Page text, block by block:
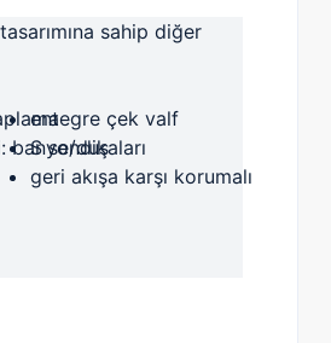
sahip diğer
banyo/duş
entegre çek valf
S sendikaları
geri akışa karşı korumalı